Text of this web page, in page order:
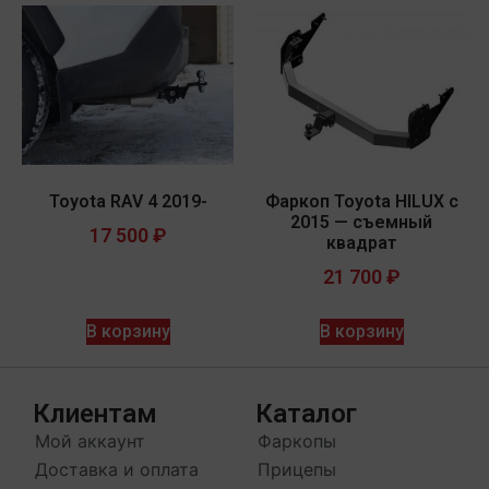
Toyota RAV 4 2019-
17 500 ₽
В корзину
Фаркоп Toyota HILUX с
2015 — съемный
квадрат
21 700 ₽
В корзину
Клиентам
Мой аккаунт
Доставка и оплата
Каталог
Фаркопы
Прицепы